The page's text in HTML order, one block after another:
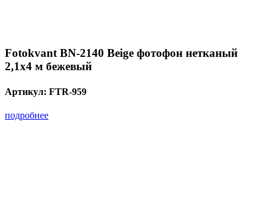
Fotokvant BN-2140 Beige фотофон нетканый
2,1х4 м бежевый
Артикул: FTR-959
подробнее